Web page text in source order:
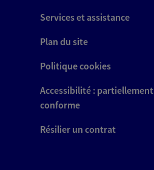
VOIR NOTRE SITE WEB
Services et assistance
Plan du site
Politique cookies
Accessibilité : partiellement
conforme
Résilier un contrat